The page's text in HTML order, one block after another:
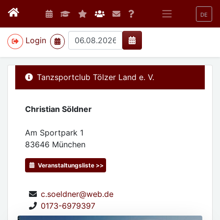
DE
Login
>
Tanzsportclub Tölzer Land e. V.
Christian Söldner
Am Sportpark 1
83646 München
Veranstaltungsliste >>
c.soeldner@web.de
0173-6979397